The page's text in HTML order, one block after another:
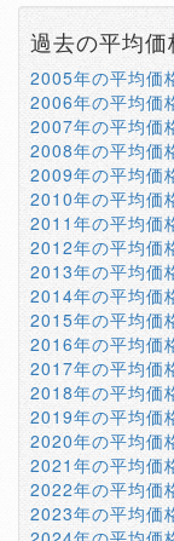
過去の平均価
2005年の平均価
2006年の平均価
2007年の平均価
2008年の平均価
2009年の平均価
2010年の平均価
2011年の平均価
2012年の平均価
2013年の平均価
2014年の平均価
2015年の平均価
2016年の平均価
2017年の平均価
2018年の平均価
2019年の平均価
2020年の平均価
2021年の平均価
2022年の平均価
2023年の平均価